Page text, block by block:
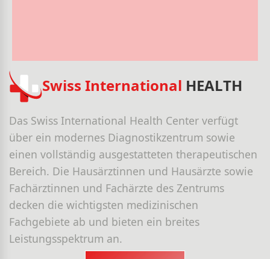
Swiss International HEALTH
Das Swiss International Health Center verfügt
über ein modernes Diagnostikzentrum sowie
einen vollständig ausgestatteten therapeutischen
Bereich. Die Hausärztinnen und Hausärzte sowie
Fachärztinnen und Fachärzte des Zentrums
decken die wichtigsten medizinischen
Fachgebiete ab und bieten ein breites
Leistungsspektrum an.